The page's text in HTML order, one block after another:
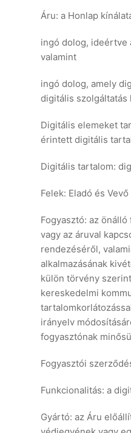
Áru: a Honlap
ingó dolog, ideértve
valamint
ingó dolog, amely
digitális szolgáltatás
Digitális elemeket
érintett digitális
Digitális tartalom:
Felek: Eladó és
Fogyasztó: az
vagy az áruval
rendezéséről,
alkalmazásának
külön törvény
kereskedelmi
irányelv
fogyasztónak
Fogyasztói
Funkcionalitás: a
Gyártó: az Áru